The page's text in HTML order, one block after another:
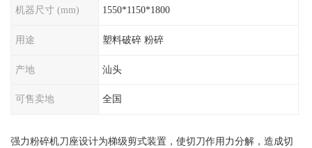
机器尺寸 (mm) 1550*1150*1800
用途 塑料破碎 粉碎
产地 汕头
可售卖地 全国
强力粉碎机刀座设计为梯级剪式装置，使切刀作用力分解，造成切